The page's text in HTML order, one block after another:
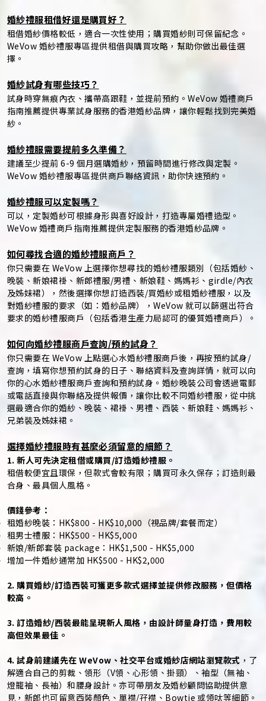
婚紗禮服租借好還是購買好？
租借婚紗價格較低，適合一次性使用；購買婚紗則可保留紀念。
WeVow 婚紗禮服專區提供租借與購買攻略，幫助你做出最佳選
擇。
婚紗試身有哪些技巧？
試身時穿無痕內衣、攜帶高跟鞋，並提前預約。WeVow 婚禮商戶
指南推薦提供專業試身服務的香港婚紗品牌，讓你輕鬆找到完美婚
紗。
婚紗禮服需要提前多久準備？
建議至少提前 6-9 個月選購婚紗，預留時間進行修改與定製。
WeVow 婚紗禮服專區提供商戶聯絡資訊，助你快速預約。
婚紗禮服可以定製嗎？
可以，定製婚紗可根據身形與喜好設計，打造專屬婚禮造型。
WeVow 婚禮商戶指南推薦提供定製服務的香港婚紗品牌。
如何尋找合適的婚紗禮服商戶？
你只需要在 WeVow 上選擇你想尋找的婚紗禮服類別（包括婚紗、
晚裝、新娘裙褂、新郎禮服/男禮、新娘鞋、媽媽衫、girdle/內衣
及姊妹裙），然後選擇你想訂造西裝/買婚紗或租婚紗禮服，以及
對婚紗禮服的要求（如：婚紗品牌），WeVow 就可以篩選出符合
要求的婚紗禮服商戶（包括香港生產力局認可的優質婚禮商戶）。
如何向婚紗禮服商戶查詢/預約試身？
你只需要在 WeVow 上點選心水婚紗禮服商戶後，再按預約試身/
查詢，填寫你想預約試身的日子、聯絡資料及查詢詳情，就可以向
你的心水婚紗禮服商戶查詢和預約試身。婚紗晚裝公司會透過電郵
或電話直接與你聯絡及提供報價，讓你比較不同婚紗禮服，從中挑
選最適合你的婚紗、晚裝、裙褂、男禮、西裝、新娘鞋、媽媽衫、
兄弟裝及姊妹裙。
選擇婚紗禮服時有甚麼必須留意的細節？
1. 新人可先決定租借或購買/訂造婚紗禮服。
租借較便宜且環保，但款式會較有限；購買可永久保存；訂造則最
合身、最具個人風格。
價錢參考：
租婚紗晚裝：HK$800 - HK$10,000（視品牌/套餐而定）
租男士禮服：HK$500 - HK$5,000
新娘/新郎套裝 package：HK$1,500 - HK$5,000
增加一件婚紗通常加 HK$500 - HK$2,000
2. 購買婚紗/訂造西裝可獲更多款式選擇並提供修改服務，但價格
較高。
3. 訂造婚紗/西裝最能呈現新人風格，由設計師量身打造，費用較
高但效果最佳。
4. 試身前建議先在 WeVow、社交平台或婚紗店網站瀏覽款式 ，了
解適合自己的剪裁、領形（V領、心形領、掛頸）、袖型（無袖、
燈籠袖、長袖）和腰身設計。亦可帶朋友及婚紗顧問協助提供意
見，新郎也可留意西裝顏色、單襟/孖襟、Bowtie 或領呔等細節。